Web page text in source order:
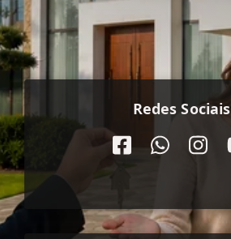
Redes Sociais